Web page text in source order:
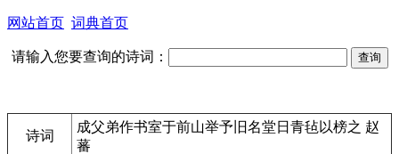
网站首页 词典首页
请输入您要查询的诗词：
诗词
成父弟作书室于前山举予旧名堂日青毡以榜之 赵
蕃